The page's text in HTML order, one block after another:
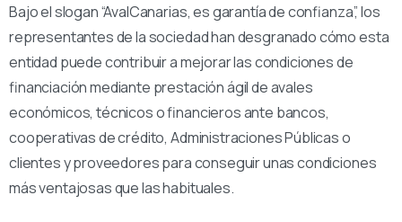
Bajo el slogan “AvalCanarias, es garantía de confianza”, los
representantes de la sociedad han desgranado cómo esta
entidad puede contribuir a mejorar las condiciones de
financiación mediante prestación ágil de avales
económicos, técnicos o financieros ante bancos,
cooperativas de crédito, Administraciones Públicas o
clientes y proveedores para conseguir unas condiciones
más ventajosas que las habituales.